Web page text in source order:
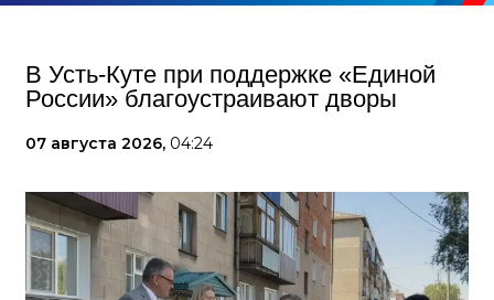
В Усть-Куте при поддержке «Единой
России» благоустраивают дворы
07 августа 2026, 04:24